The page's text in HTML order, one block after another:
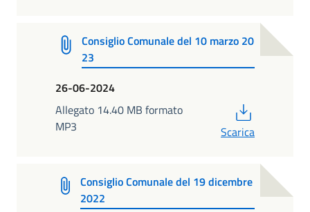
Consiglio Comunale del 10 marzo 20
23
26-06-2024
Allegato 14.40 MB formato
MP3
Scarica
Consiglio Comunale del 19 dicembre
2022